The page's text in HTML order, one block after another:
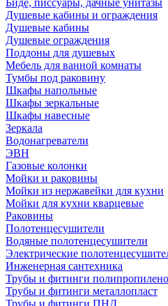
Биде, писсуары, дачные унитазы
Душевые кабины и ограждения
Душевые кабины
Душевые ограждения
Поддоны для душевых
Мебель для ванной комнаты
Тумбы под раковину
Шкафы напольные
Шкафы зеркальные
Шкафы навесные
Зеркала
Водонагреватели
ЭВН
Газовые колонки
Мойки и раковины
Мойки из нержавейки для кухни
Мойки для кухни кварцевые
Раковины
Полотенцесушители
Водяные полотенцесушители
Электрические
Инженерная сантехника
Трубы и фитинги
Трубы и фитинги металлопласт
Трубы и фитинги ПНД